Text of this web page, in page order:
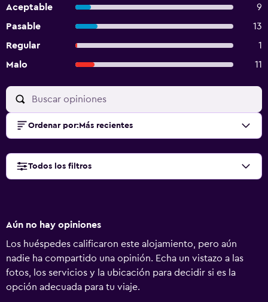
Aceptable
9
Pasable
13
Regular
1
Malo
11
Ordenar por: Más recientes
Todos los filtros
Aún no hay opiniones
Los huéspedes calificaron este alojamiento, pero aún
nadie ha compartido una opinión. Echa un vistazo a las
fotos, los servicios y la ubicación para decidir si es la
opción adecuada para tu viaje.